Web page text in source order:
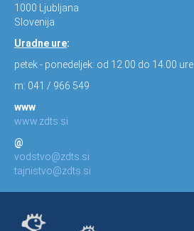
1000 Ljubljana
Slovenija
Uradne ure:
petek - ponedeljek: od 12.00 do 14.00 ure
m: 041 / 966 549
www
www.zdts.si
@
vodstvo@zdts.si
tajnistvo@zdts.si